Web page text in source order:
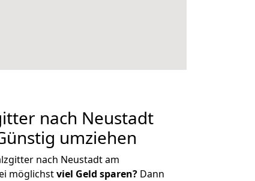
nach Neustadt
umziehen
nach Neustadt am
möglichstviel Geld sparen? Dann